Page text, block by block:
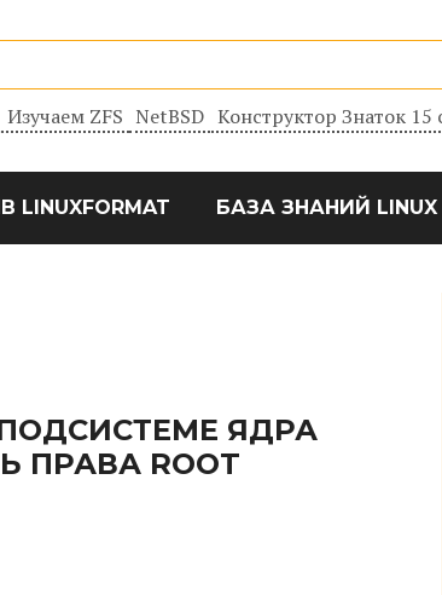
Изучаем ZFS NetBSD Конструктор Знаток 15
LINUXFORMAT БАЗА ЗНАНИЙ LINUX
ПОДСИСТЕМЕ ЯДРА
ПРАВА ROOT